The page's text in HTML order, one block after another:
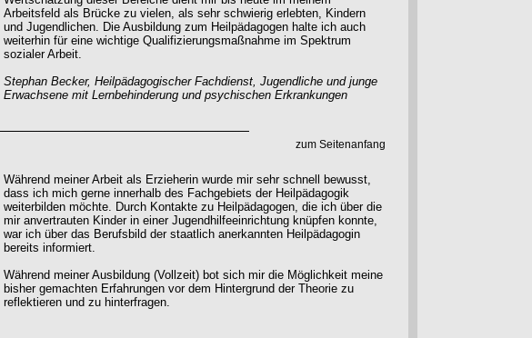
Arbeitsfeld als Brücke zu vielen, als sehr schwierig erlebten, Kindern
und Jugendlichen. Die Ausbildung zum Heilpädagogen halte ich auch
weiterhin für eine wichtige Qualifizierungsmaßnahme im Spektrum
sozialer Arbeit.
Stephan Becker, Heilpädagogischer Fachdienst, Jugendliche und junge
Erwachsene mit Lernbehinderung und psychischen Erkrankungen
zum Seitenanfang
Während meiner Arbeit als Erzieherin wurde mir sehr schnell bewusst,
dass ich mich gerne innerhalb des Fachgebiets der Heilpädagogik
weiterbilden möchte. Durch Kontakte zu Heilpädagogen, die ich über die
mir anvertrauten Kinder in einer Jugendhilfeeinrichtung knüpfen konnte,
war ich über das Berufsbild der staatlich anerkannten Heilpädagogin
bereits informiert.
Während meiner Ausbildung (Vollzeit) bot sich mir die Möglichkeit meine
bisher gemachten Erfahrungen vor dem Hintergrund der Theorie zu
reflektieren und zu hinterfragen.